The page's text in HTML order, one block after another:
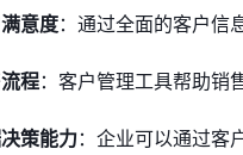
意度：通过全面的客户信
程：客户管理工具帮助销
策能力：企业可以通过客